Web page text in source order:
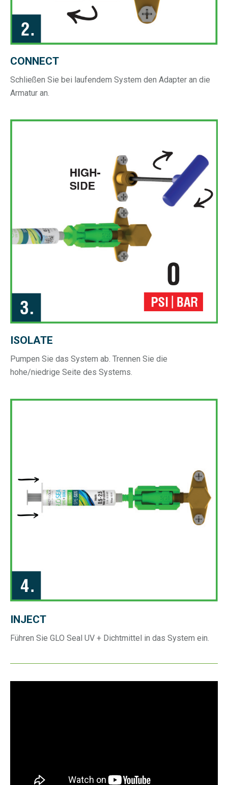
CONNECT
Schließen Sie bei laufendem System den Adapter an die
Armatur an.
ISOLATE
Pumpen Sie das System ab. Trennen Sie die
hohe/niedrige Seite des Systems.
INJECT
Führen Sie GLO Seal UV + Dichtmittel in das System ein.